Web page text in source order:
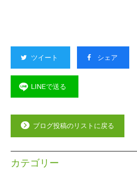
ツイート シェア
LINEで送る
ブログ投稿のリストに戻る
カテゴリー